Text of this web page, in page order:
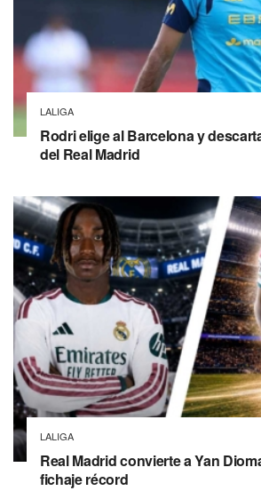
LALIGA
Rodri elige al Barcelona y
del Real Madrid
LALIGA
Real Madrid convierte a Yan
fichaje récord